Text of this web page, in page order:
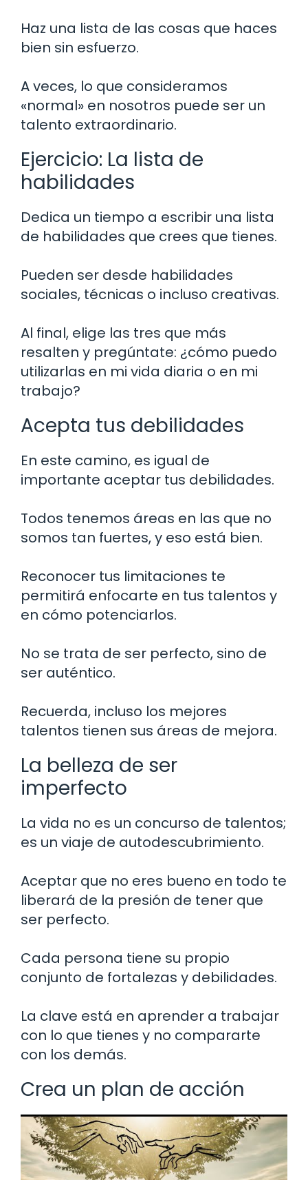
Haz una lista de las cosas que haces
bien sin esfuerzo.
A veces, lo que consideramos
«normal» en nosotros puede ser un
talento extraordinario.
Ejercicio: La lista de
habilidades
Dedica un tiempo a escribir una lista
de habilidades que crees que tienes.
Pueden ser desde habilidades
sociales, técnicas o incluso creativas.
Al final, elige las tres que más
resalten y pregúntate: ¿cómo puedo
utilizarlas en mi vida diaria o en mi
trabajo?
Acepta tus debilidades
En este camino, es igual de
importante aceptar tus debilidades.
Todos tenemos áreas en las que no
somos tan fuertes, y eso está bien.
Reconocer tus limitaciones te
permitirá enfocarte en tus talentos y
en cómo potenciarlos.
No se trata de ser perfecto, sino de
ser auténtico.
Recuerda, incluso los mejores
talentos tienen sus áreas de mejora.
La belleza de ser
imperfecto
La vida no es un concurso de talentos;
es un viaje de autodescubrimiento.
Aceptar que no eres bueno en todo te
liberará de la presión de tener que
ser perfecto.
Cada persona tiene su propio
conjunto de fortalezas y debilidades.
La clave está en aprender a trabajar
con lo que tienes y no compararte
con los demás.
Crea un plan de acción